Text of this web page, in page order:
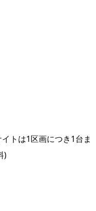
トは1区画につき1台ま
)